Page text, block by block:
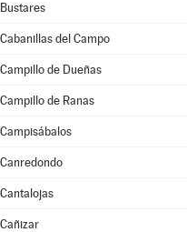
Bustares
Cabanillas del Campo
Campillo de Dueñas
Campillo de Ranas
Campisábalos
Canredondo
Cantalojas
Cañizar